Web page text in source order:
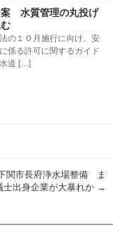
案 水質管理の丸投げ
の１０月施行に向け、安
係る許可に関するガイド
道 […]
関市長府浄水場整備 ま
士出身企業が大暴れか →